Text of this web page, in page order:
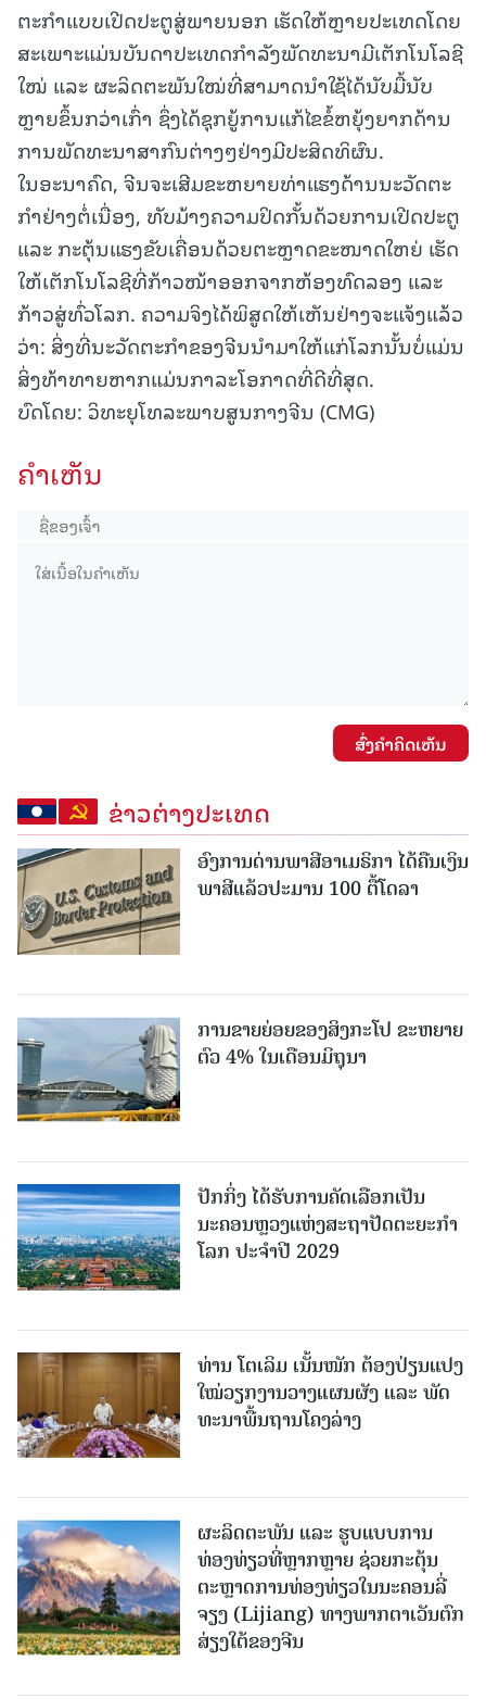
ຕະກໍາແບບເປີດປະຕູສູ່ພາຍນອກ ເຮັດໃຫ້ຫຼາຍປະເທດໂດຍ
ສະເພາະແມ່ນບັນດາປະເທດກໍາລັງພັດທະນາມີເຕັກໂນໂລຊີ
ໃໝ່ ແລະ ຜະລິດຕະພັນໃໝ່ທີ່ສາມາດນໍາໃຊ້ໄດ້ນັບມື້ນັບ
ຫຼາຍຂຶ້ນກວ່າເກົ່າ ຊຶ່ງໄດ້ຊຸກຍູ້ການແກ້ໄຂຂໍ້ຫຍຸ້ງຍາກດ້ານ
ການພັດທະນາສາກົນຕ່າງໆຢ່າງມີປະສິດທິຜົນ.
ໃນອະນາຄົດ, ຈີນຈະເສີມຂະຫຍາຍທ່າແຮງດ້ານນະວັດຕະ
ກໍາຢ່າງຕໍ່ເນື່ອງ, ທັບມ້າງຄວາມປິດກັ້ນດ້ວຍການເປີດປະຕູ
ແລະ ກະຕຸ້ນແຮງຂັບເຄື່ອນດ້ວຍຕະຫຼາດຂະໜາດໃຫຍ່ ເຮັດ
ໃຫ້ເຕັກໂນໂລຊີທີ່ກ້າວໜ້າອອກຈາກຫ້ອງທົດລອງ ແລະ
ກ້າວສູ່ທົ່ວໂລກ. ຄວາມຈິງໄດ້ພິສູດໃຫ້ເຫັນຢ່າງຈະແຈ້ງແລ້ວ
ວ່າ: ສິ່ງທີ່ນະວັດຕະກໍາຂອງຈີນນໍາມາໃຫ້ແກ່ໂລກນັ້ນບໍ່ແມ່ນ
ສິ່ງທ້າທາຍຫາກແມ່ນກາລະໂອກາດທີ່ດີທີ່ສຸດ.
ບົດໂດຍ: ວິທະຍຸໂທລະພາບສູນກາງຈີນ (CMG)
ຄໍາເຫັນ
ສົ່ງຄໍາຄິດເຫັນ
ຂ່າວຕ່າງປະເທດ
ອົງການດ່ານພາສີອາເມຣິກາ ໄດ້ຄືນເງິນ
ພາສີແລ້ວປະມານ 100 ຕື້ໂດລາ
ການຂາຍຍ່ອຍຂອງສິງກະໂປ ຂະຫຍາຍ
ຕົວ 4% ໃນເດືອນມິຖຸນາ
ປັກກິ່ງ ໄດ້ຮັບການຄັດເລືອກເປັນ
ນະຄອນຫຼວງແຫ່ງສະຖາປັດຕະຍະກຳ
ໂລກ ປະຈຳປີ 2029
ທ່ານ ໂຕ​ເລິມ ເນັ້ນໜັກ ຕ້ອງ​ປ່ຽນ​ແປງ​
ໃໝ່​ວຽກ​ງານ​ວາງ​ແຜນ​ຜັງ ແລະ ​ພັດ​
ທະ​ນາ​ພື້ນ​ຖານ​ໂຄງ​ລ່າງ
ຜະລິດຕະພັນ ແລະ ຮູບແບບການ
ທ່ອງທ່ຽວທີ່ຫຼາກຫຼາຍ ຊ່ວຍກະຕຸ້ນ
ຕະຫຼາດການທ່ອງທ່ຽວໃນນະຄອນລີ່
ຈຽງ (Lijiang) ທາງພາກຕາເວັນຕົກ
ສ່ຽງໃຕ້ຂອງຈີນ